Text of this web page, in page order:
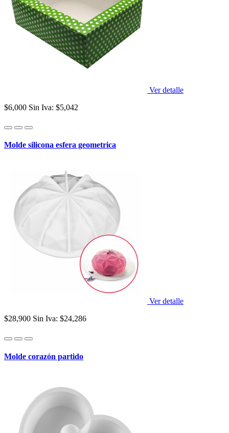
Ver detalle
$6,000 Sin Iva: $5,042
Molde silicona esfera geometrica
Ver detalle
$28,900 Sin Iva: $24,286
Molde corazón partido